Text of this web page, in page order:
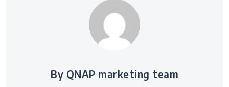
By QNAP marketing team